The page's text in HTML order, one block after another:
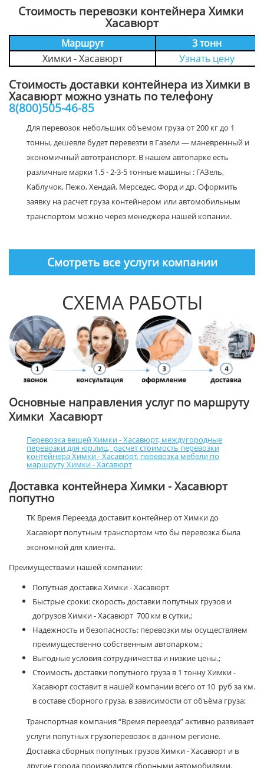
Стоимость перевозки контейнера Химки
Хасавюрт
Маршрут
3 тонн
Химки - Хасавюрт
Узнать цену
Стоимость доставки контейнера из Химки в
Хасавюрт можно узнать по телефону
8(800)505-46-85
Для перевозок небольших объемом груза от 200 кг до 1
тонны, дешевле будет перевезти в Газели — маневренный и
экономичный автотранспорт. В нашем автопарке есть
различные марки 1.5 - 2-3-5 тонные машины : ГАЗель,
Каблучок, Пежо, Хендай, Мерседес, Форд и др. Оформить
заявку на расчет груза контейнером или автомобильным
транспортом можно через менеджера нашей копании.
Смотреть все услуги компании
СХЕМА РАБОТЫ
Основные направления услуг по маршруту
Химки Хасавюрт
Перевозка вещей Химки - Хасавюрт, междугородные
перевозки для юр.лиц, расчет стоимость перевозки
контейнера Химки - Хасавюрт, перевозка мебели по
маршруту Химки - Хасавюрт
Доставка контейнера Химки - Хасавюрт
попутно
ТК Время Переезда доставит контейнер от Химки до
Хасавюрт попутным транспортом что бы перевозка была
экономной для клиента.
Преимуществами нашей компании:
Попутная доставка Химки - Хасавюрт
Быстрые сроки: скорость доставки попутных грузов и
догрузов Химки - Хасавюрт 700 км в сутки.;
Надежность и безопасность: перевозки мы осуществляем
преимущественно собственным автопарком.;
Выгодные условия сотрудничества и низкие цены.;
Стоимость доставки попутного груза в 1 тонну Химки -
Хасавюрт составит в нашей компании всего от 10 руб за км.
в составе сборного груза, в зависимости от объёма груза;
Транспортная компания “Время переезда” активно развивает
услуги попутных грузоперевозок в данном регионе.
Доставка сборных попутных грузов Химки - Хасавюрт и в
другие города производится сборными автомобилями.